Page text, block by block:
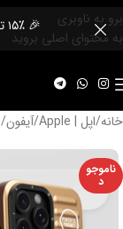
برو به ناوبری
به محتوای اصلی بروید
🎉 ۱۵٪ تخفیف اولین خرید | کد تخفیف: FIRST
خانه/اپل | Apple /آیفون/
ناموجو
د